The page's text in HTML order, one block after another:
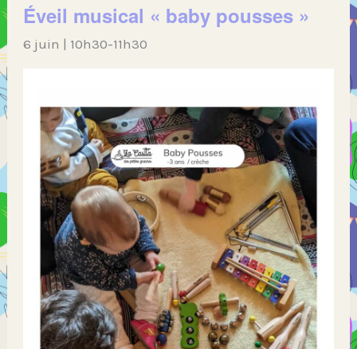
Éveil musical « baby pousses »
6 juin | 10h30-11h30